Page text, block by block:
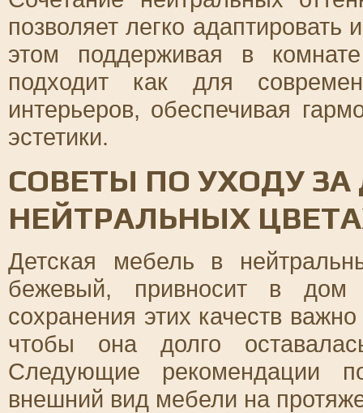
позволяет легко
этом поддерживая в
подходит как для
интерьеров, обеспечивая
эстетики.
СОВЕТЫ ПО УХОДУ
НЕЙТРАЛЬНЫХ
Детская мебель в
бежевый, привносит в
сохранения этих качеств
чтобы она долго
Следующие рекомендации
внешний вид мебели на